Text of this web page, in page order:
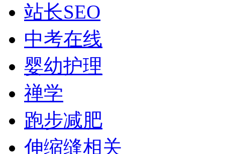
站长SEO
中考在线
婴幼护理
禅学
跑步减肥
伸缩缝相关